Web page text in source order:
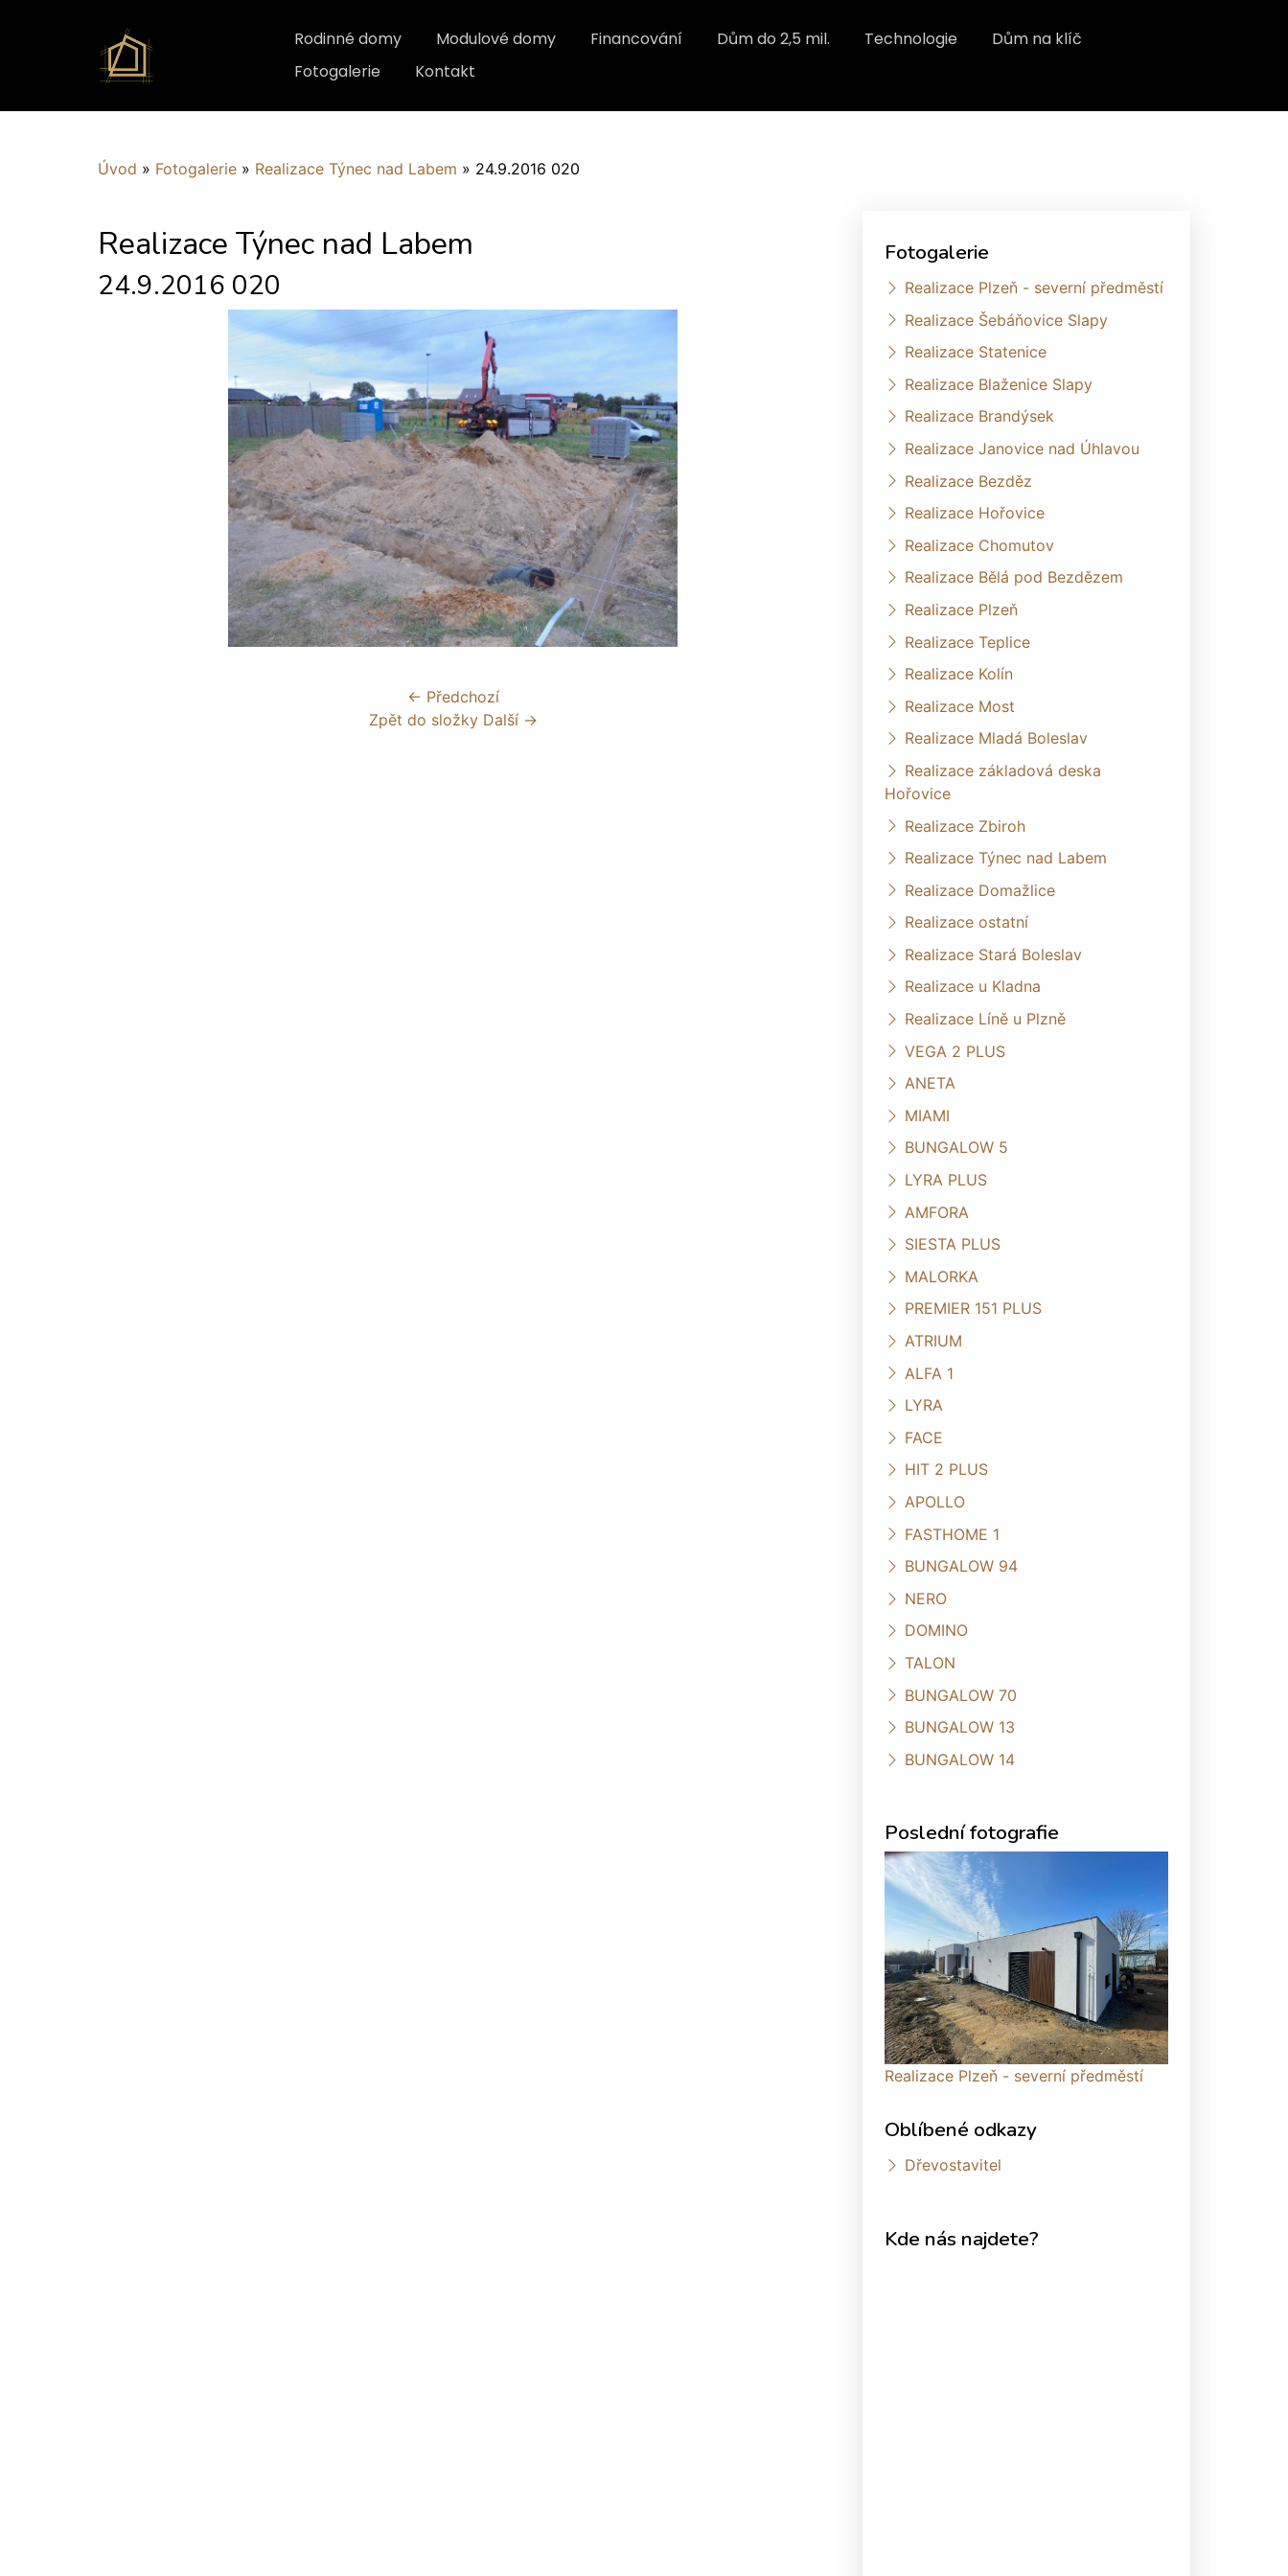
Rodinné domy Modulové domy Financování Dům do 2,5 mil. Technologie
Dům na klíč
Fotogalerie
Kontakt
Úvod » Fotogalerie » Realizace Týnec nad Labem » 24.9.2016 020
Realizace Týnec nad Labem
24.9.2016 020
← Předchozí
Zpět do složky Další →
Fotogalerie
Realizace Plzeň - severní předměstí
Realizace Šebáňovice Slapy
Realizace Statenice
Realizace Blaženice Slapy
Realizace Brandýsek
Realizace Janovice nad Úhlavou
Realizace Bezděz
Realizace Hořovice
Realizace Chomutov
Realizace Bělá pod Bezdězem
Realizace Plzeň
Realizace Teplice
Realizace Kolín
Realizace Most
Realizace Mladá Boleslav
Realizace základová deska
Hořovice
Realizace Zbiroh
Realizace Týnec nad Labem
Realizace Domažlice
Realizace ostatní
Realizace Stará Boleslav
Realizace u Kladna
Realizace Líně u Plzně
VEGA 2 PLUS
ANETA
MIAMI
BUNGALOW 5
LYRA PLUS
AMFORA
SIESTA PLUS
MALORKA
PREMIER 151 PLUS
ATRIUM
ALFA 1
LYRA
FACE
HIT 2 PLUS
APOLLO
FASTHOME 1
BUNGALOW 94
NERO
DOMINO
TALON
BUNGALOW 70
BUNGALOW 13
BUNGALOW 14
Poslední fotografie
Realizace Plzeň - severní předměstí
Oblíbené odkazy
Dřevostavitel
Kde nás najdete?